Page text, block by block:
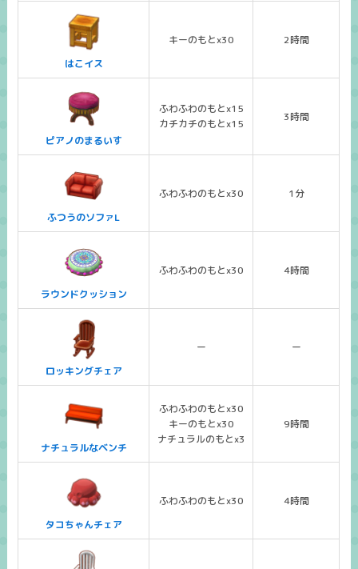
はこイス
キーのもとx30 2時間
ピアノのまるいす
ふわふわのもとx15
カチカチのもとx15
3時間
ふつうのソファL
ふわふわのもとx30 1分
ラウンドクッション
ふわふわのもとx30 4時間
ロッキングチェア
ー ー
ナチュラルなベンチ
ふわふわのもとx30
キーのもとx30
ナチュラルのもとx3
9時間
タコちゃんチェア
ふわふわのもとx30 4時間